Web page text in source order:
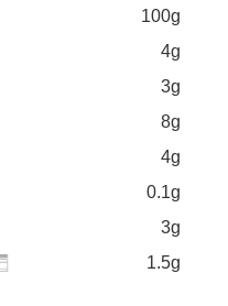
100g
4g
3g
8g
4g
0.1g
3g
1.5g